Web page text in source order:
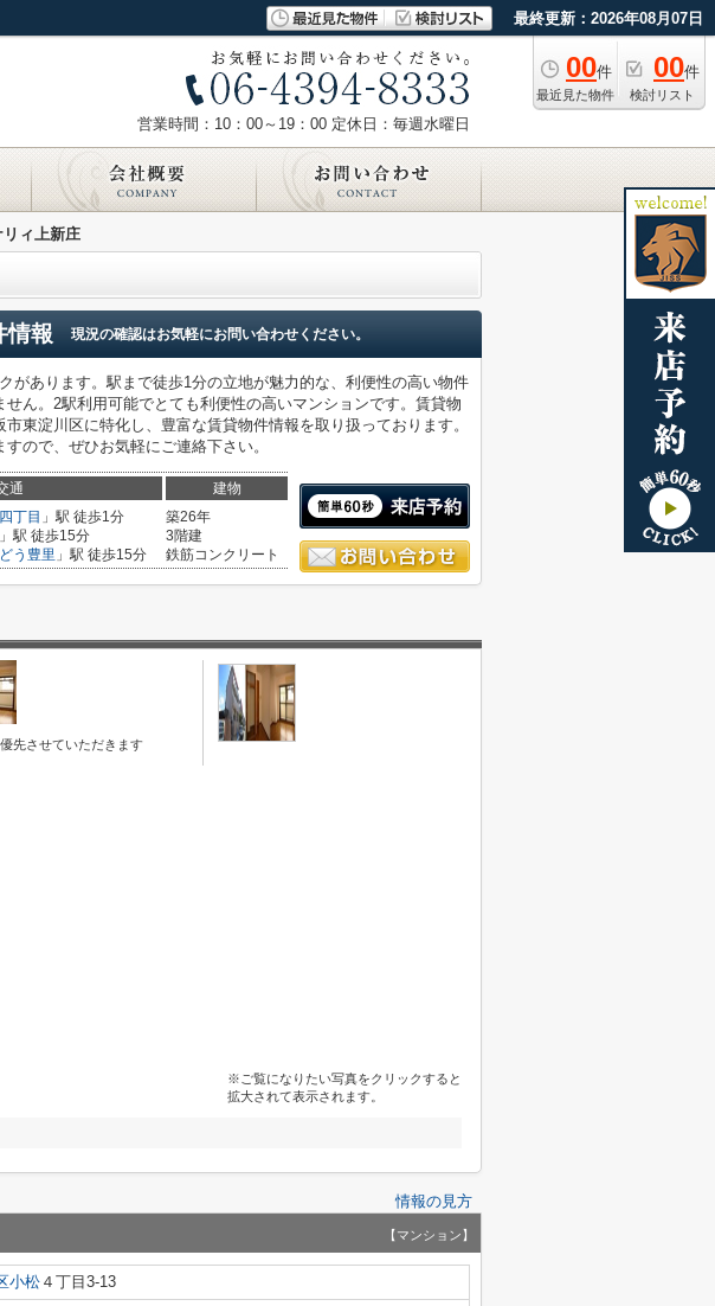
最終更新：2026年08月07日
00件
最近見た物件
00件
検討リスト
営業時間：10：00～19：00 定休日：毎週水曜日
リィ上新庄
情報 現況の確認はお気軽にお問い合わせください。
があります。駅まで徒歩1分の立地が魅力的な、利便性の高い物件
ん。2駅利用可能でとても利便性の高いマンションです。賃貸物
東淀川区に特化し、豊富な賃貸物件情報を取り扱っております。
ので、ぜひお気軽にご連絡下さい。
通 建物
丁目 」駅 徒歩1分
」駅 徒歩15分
う豊里 」駅 徒歩15分
築26年
3階建
鉄筋コンクリート
先させていただきます
※ご覧になりたい写真をクリックすると
拡大されて表示されます。
情報の見方
【マンション】
小松 ４丁目3-13